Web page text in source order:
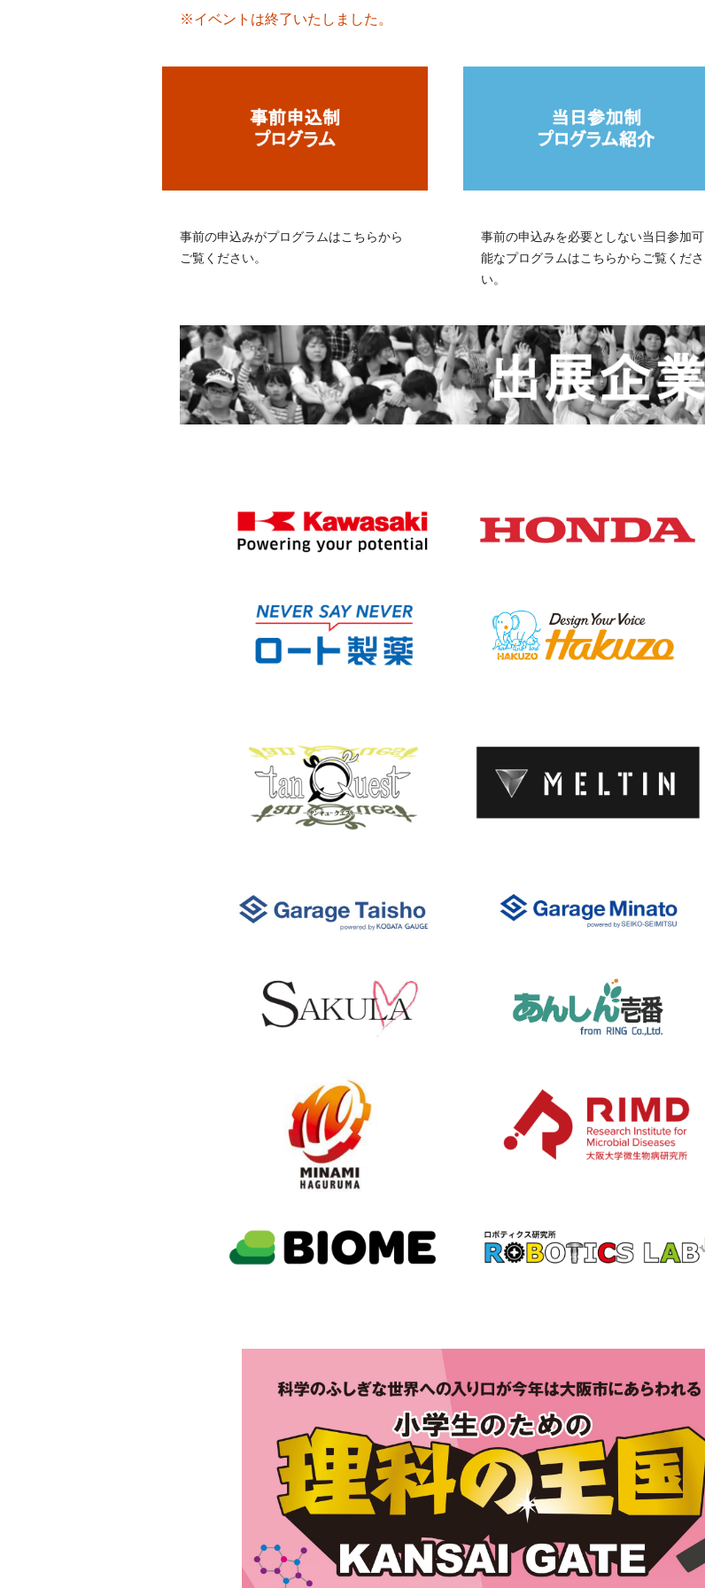
※イベントは終了いたしました。
事前の申込みがプログラムはこちらから
ご覧ください。
事前の申込みを必要としない当日参加可
能なプログラムはこちらからご覧くださ
い。